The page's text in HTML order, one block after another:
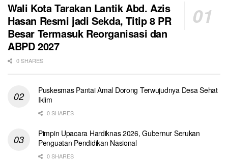
Wali Kota Tarakan Lantik Abd. Azis
Hasan Resmi jadi Sekda, Titip 8 PR
Besar Termasuk Reorganisasi dan
ABPD 2027
0 SHARES
Puskesmas Pantai Amal Dorong Terwujudnya Desa Sehat
Iklim
0 SHARES
Pimpin Upacara Hardiknas 2026, Gubernur Serukan
Penguatan Pendidikan Nasional
0 SHARES